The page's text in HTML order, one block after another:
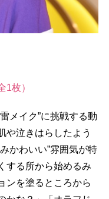
1枚）
メイク”に挑戦する動
や泣きはらしたよう
かわいい”雰囲気が特
する所から始めるみ
ンを塗るところから